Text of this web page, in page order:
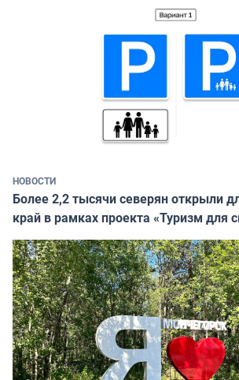
НОВОСТИ
Более 2,2 тысячи северян открыли
край в рамках проекта «Туризм для